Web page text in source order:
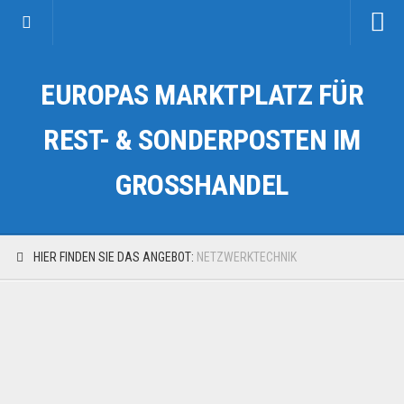
Kategorien
Auto & Motorrad
Fahrzeuge & Transport
EUROPAS MARKTPLATZ FÜR
REST- & SONDERPOSTEN IM
GROSSHANDEL
HIER FINDEN SIE DAS ANGEBOT: NETZWERKTECHNIK